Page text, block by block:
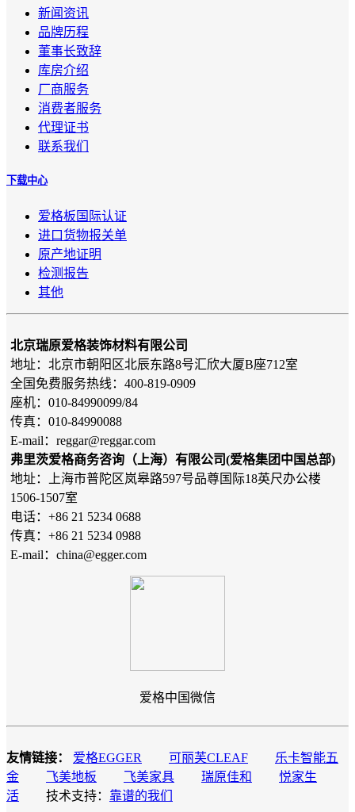
新闻资讯
品牌历程
董事长致辞
库房介绍
厂商服务
消费者服务
代理证书
联系我们
下载中心
爱格板国际认证
进口货物报关单
原产地证明
检测报告
其他
北京瑞原爱格装饰材料有限公司
地址：北京市朝阳区北辰东路8号汇欣大厦B座712室
全国免费服务热线：400-819-0909
座机：010-84990099/84
传真：010-84990088
E-mail：reggar@reggar.com
弗里茨爱格商务咨询（上海）有限公司(爱格集团中国总部)
地址：上海市普陀区岚皋路597号品尊国际18英尺办公楼
1506-1507室
电话：+86 21 5234 0688
传真：+86 21 5234 0988
E-mail：china@egger.com
爱格中国微信
友情链接： 爱格EGGER 可丽芙CLEAF
乐卡智能五
金
飞美地板 飞美家具 瑞原佳和
悦家生
活
技术支持： 靠谱的我们